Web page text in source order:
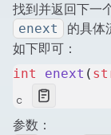
找到并返回下一
enext
的具体
如下即可：
int enext (
c
参数：